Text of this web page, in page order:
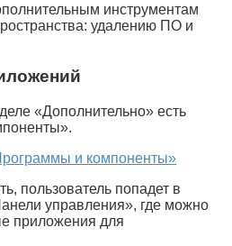
инструментам
удалению ПО и
«Дополнительно» есть
».
, пользователь попадет в
управления», где можно
приложения для